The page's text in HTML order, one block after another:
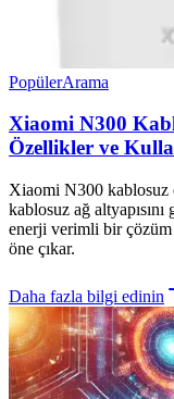
PopülerArama
Xiaomi N300
Özellikler ve
Xiaomi N300 kablosuz
kablosuz ağ
enerji verimli bir çözüm
öne çıkar.
Daha fazla bilgi edinin